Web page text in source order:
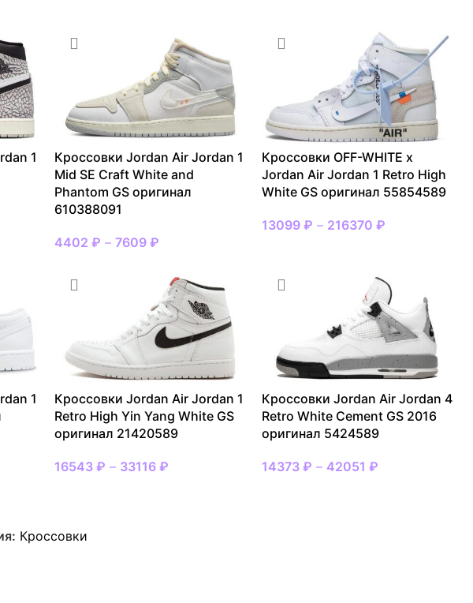
1
Кроссовки Jordan Air Jordan 1
Mid SE Craft White and
Phantom GS оригинал
610388091
4402₽ –7609₽
Кроссовки OFF-WHITE x
Jordan Air Jordan 1 Retro High
White GS оригинал 55854589
13099₽ – 216370₽
1
Кроссовки Jordan Air Jordan 1
Retro High Yin Yang White GS
оригинал 21420589
16543₽ – 33116₽
Кроссовки Jordan Air Jordan 4
Retro White Cement GS 2016
оригинал 5424589
14373₽ – 42051₽
Кроссовки